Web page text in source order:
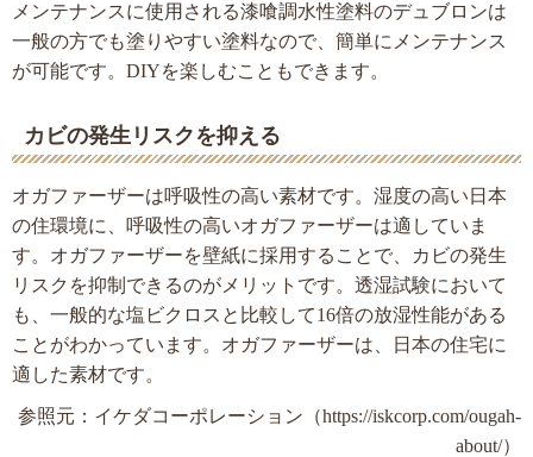
メンテナンスに使用される漆喰調水性塗料のデュブロンは
一般の方でも塗りやすい塗料なので、簡単にメンテナンス
が可能です。DIYを楽しむこともできます。
カビの発生リスクを抑える
オガファーザーは呼吸性の高い素材です。湿度の高い日本
の住環境に、呼吸性の高いオガファーザーは適していま
す。オガファーザーを壁紙に採用することで、カビの発生
リスクを抑制できるのがメリットです。透湿試験において
も、一般的な塩ビクロスと比較して16倍の放湿性能がある
ことがわかっています。オガファーザーは、日本の住宅に
適した素材です。
参照元：イケダコーポレーション（https://iskcorp.com/ougah-
about/）